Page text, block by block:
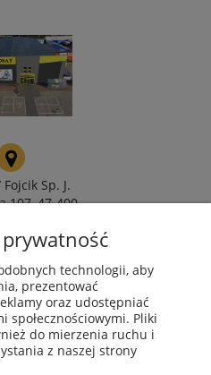
Fojcik Sp. J.
107, 47-400
technologii, aby
prezentować
oraz udostępniać
społecznościowymi. Pliki
do mierzenia ruchu i
z naszej strony